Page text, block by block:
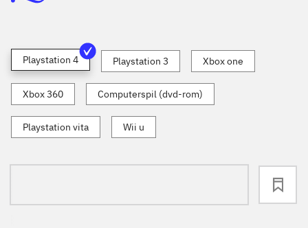
Playstation 4 Playstation 3 Xbox one
Xbox 360 Computerspil (dvd-rom)
Playstation vita Wii u